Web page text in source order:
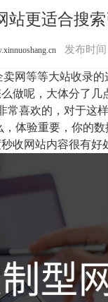
站更适合搜
发布时间
网等等大站收录
做呢，大体分了几
喜欢的，对于这
体验重要，你的
收网站内容很有好